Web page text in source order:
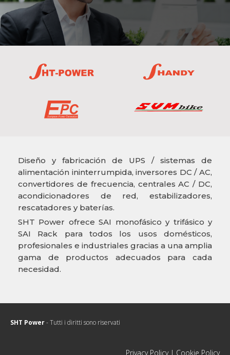
Diseño y fabricación de UPS / sistemas de
alimentación ininterrumpida, inversores DC / AC,
convertidores de frecuencia, centrales AC / DC,
acondicionadores de red, estabilizadores,
rescatadores y baterías.
SHT Power ofrece SAI monofásico y trifásico y
SAI Rack para todos los usos domésticos,
profesionales e industriales gracias a una amplia
gama de productos adecuados para cada
necesidad.
SHT Power- Tutti i diritti sono riservati
Privacy Policy| Cookie Policy